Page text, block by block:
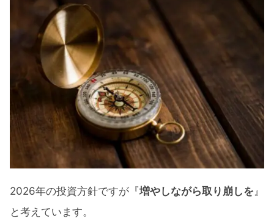
2026年の投資方針ですが『増やしながら取り崩しを』
と考えています。